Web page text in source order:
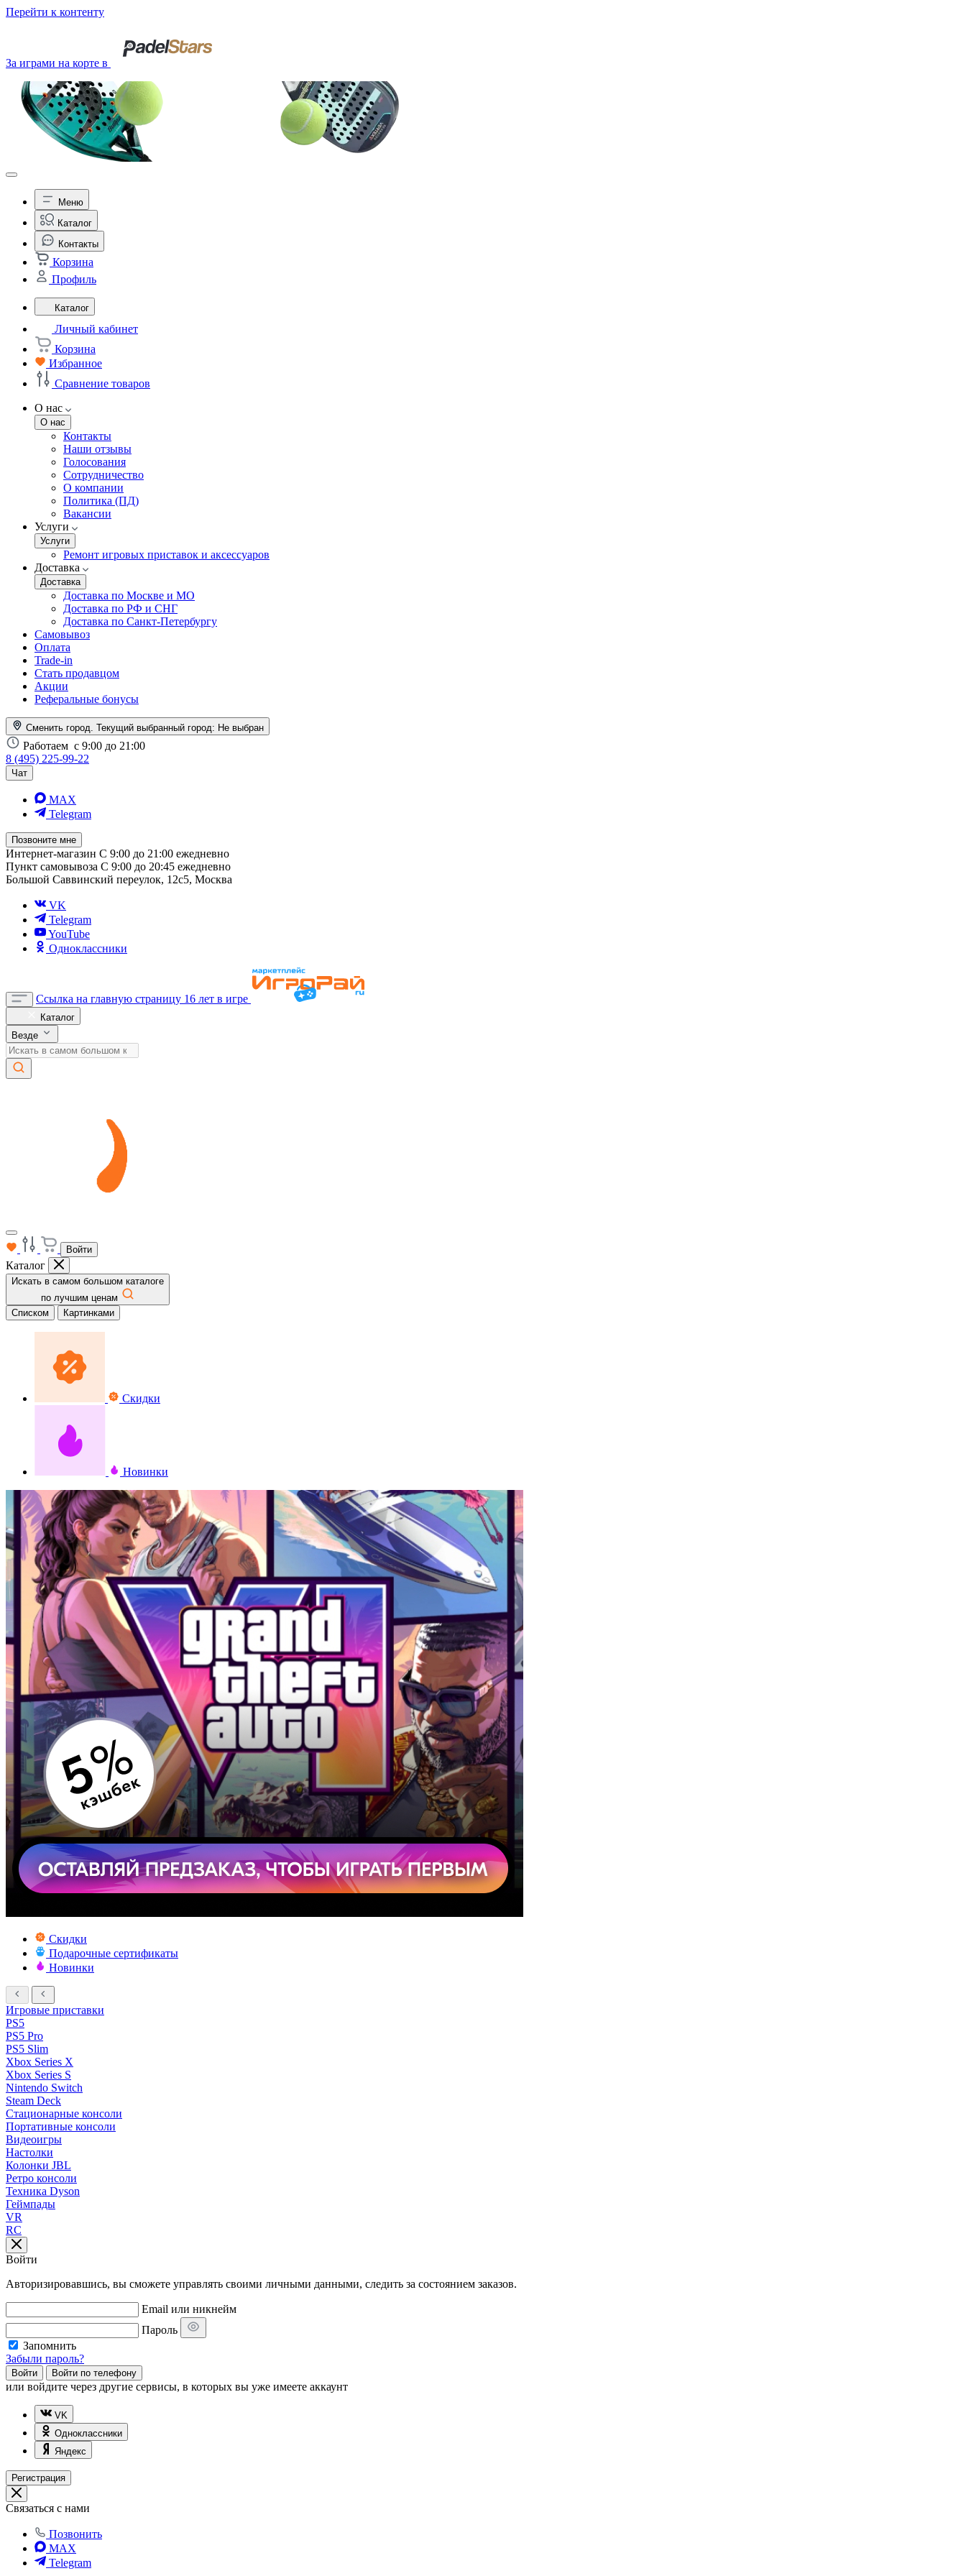
Перейти к контенту
За играми на корте в
Меню
Каталог
Контакты
Корзина
Профиль
Каталог
Личный кабинет
Корзина
Избранное
Сравнение товаров
О нас
О нас
Контакты
Наши отзывы
Голосования
Сотрудничество
О компании
Политика (ПД)
Вакансии
Услуги
Услуги
Ремонт игровых приставок и аксессуаров
Доставка
Доставка
Доставка по Москве и МО
Доставка по РФ и СНГ
Доставка по Санкт-Петербургу
Самовывоз
Оплата
Trade-in
Стать продавцом
Акции
Реферальные бонусы
Сменить город. Текущий выбранный город: Не выбран
Работаем с 9:00 до 21:00
8 (495) 225-99-22
Чат
MAX
Telegram
Позвоните мне
Интернет-магазин С 9:00 до 21:00 ежедневно
Пункт самовывоза С 9:00 до 20:45 ежедневно
Большой Саввинский переулок, 12с5, Москва
VK
Telegram
YouTube
Одноклассники
Ссылка на главную страницу 16 лет в игре
Каталог
Везде
Войти
Каталог
Искать в самом большом каталоге
по лучшим ценам
Списком
Картинками
Скидки
Новинки
Скидки
Подарочные сертификаты
Новинки
Игровые приставки
PS5
PS5 Pro
PS5 Slim
Xbox Series X
Xbox Series S
Nintendo Switch
Steam Deck
Стационарные консоли
Портативные консоли
Видеоигры
Настолки
Колонки JBL
Ретро консоли
Техника Dyson
Геймпады
VR
RC
Войти
Авторизировавшись, вы сможете управлять своими личными данными, следить за состоянием заказов.
Email или никнейм
Пароль
Запомнить
Забыли пароль?
Войти Войти по телефону
или войдите через другие сервисы, в которых вы уже имеете аккаунт
VK
Одноклассники
Яндекс
Регистрация
Связаться с нами
Позвонить
MAX
Telegram